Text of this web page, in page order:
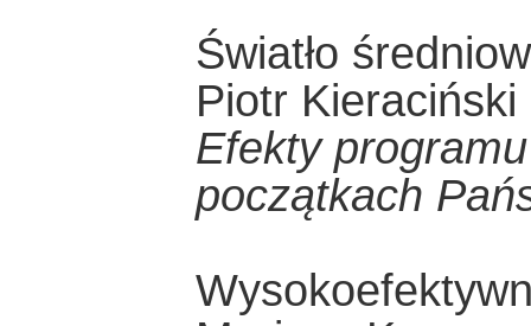
Światło
Piotr Kieraciński
Efekty
początkach